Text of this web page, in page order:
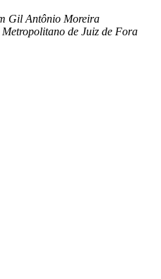
Gil Antônio Moreira
de Juiz de Fora